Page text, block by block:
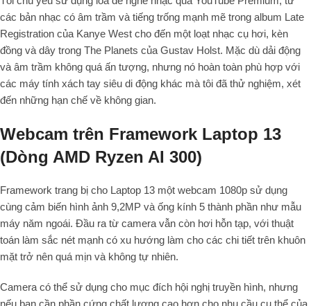
các bản nhạc có âm trầm và tiếng trống mạnh mẽ trong album Late
Registration của Kanye West cho đến một loạt nhạc cụ hơi, kèn
đồng và dây trong The Planets của Gustav Holst. Mặc dù dải động
và âm trầm không quá ấn tượng, nhưng nó hoàn toàn phù hợp với
các máy tính xách tay siêu di động khác mà tôi đã thử nghiệm, xét
đến những hạn chế về không gian.
Webcam trên Framework Laptop 13
(Dòng AMD Ryzen AI 300)
Framework trang bị cho Laptop 13 một webcam 1080p sử dụng
cùng cảm biến hình ảnh 9,2MP và ống kính 5 thành phần như mẫu
máy năm ngoái. Đầu ra từ camera vẫn còn hơi hỗn tạp, với thuật
toán làm sắc nét mạnh có xu hướng làm cho các chi tiết trên khuôn
mặt trở nên quá mịn và không tự nhiên.
Camera có thể sử dụng cho mục đích hội nghị truyền hình, nhưng
nếu bạn cần phần cứng chất lượng cao hơn cho nhu cầu cụ thể của